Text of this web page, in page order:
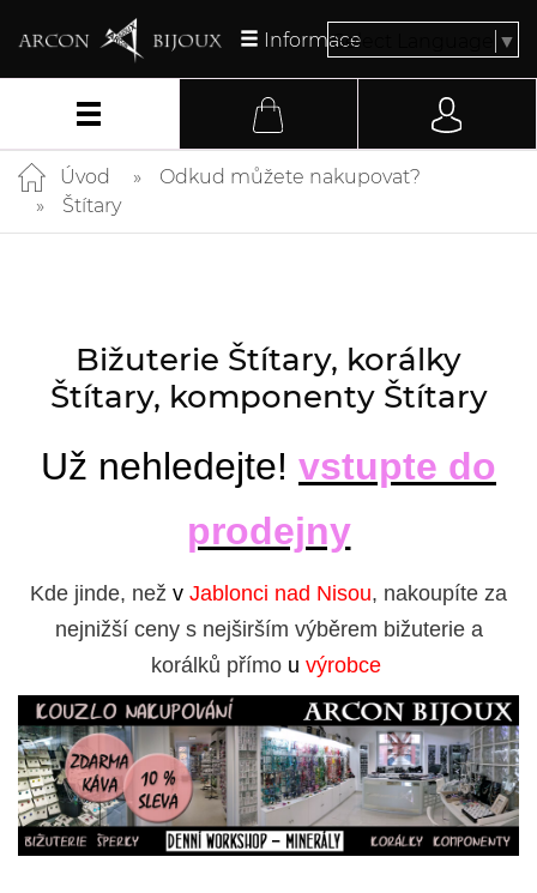
InformaceSelect Language ▼
Úvod
Odkud můžete nakupovat?
Štítary
Bižuterie Štítary, korálky
Štítary, komponenty Štítary
Už nehledejte! vstupte do
prodejny
Kde jinde, než v Jablonci nad Nisou, nakoupíte za
nejnižší ceny s nejširším výběrem bižuterie a
korálků přímo u výrobce